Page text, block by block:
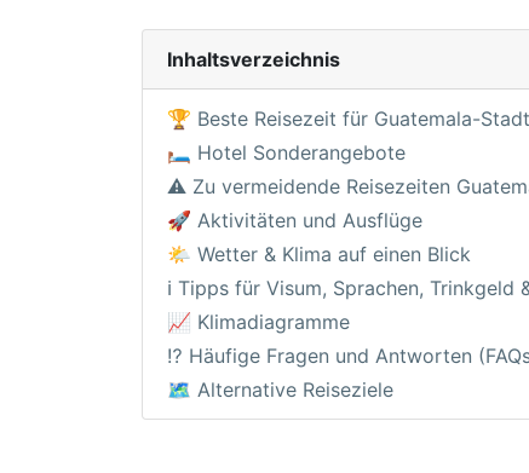
Inhaltsverzeichnis
🏆 Beste Reisezeit für Guatemala-Stadt
🛏️ Hotel Sonderangebote
⚠️ Zu vermeidende Reisezeiten
🚀 Aktivitäten und Ausflüge
🌤️ Wetter & Klima auf einen Blick
ℹ️ Tipps für Visum, Sprachen, Trinkgeld
📈 Klimadiagramme
⁉️ Häufige Fragen und Antworten
🗺️ Alternative Reiseziele